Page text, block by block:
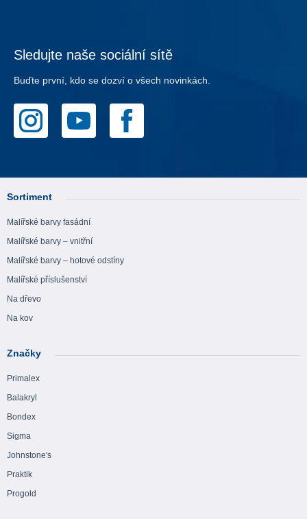
Sledujte naše sociální sítě
Buďte první, kdo se dozví o všech novinkách.
Sortiment
Malířské barvy fasádní
Malířské barvy – vnitřní
Malířské barvy – hotové odstíny
Malířské příslušenství
Na dřevo
Na kov
Značky
Primalex
Balakryl
Bondex
Sigma
Johnstone's
Praktik
Progold